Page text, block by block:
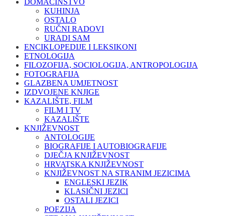
DOMAĆINSTVO
KUHINJA
OSTALO
RUČNI RADOVI
URADI SAM
ENCIKLOPEDIJE I LEKSIKONI
ETNOLOGIJA
FILOZOFIJA, SOCIOLOGIJA, ANTROPOLOGIJA
FOTOGRAFIJA
GLAZBENA UMJETNOST
IZDVOJENE KNJIGE
KAZALIŠTE, FILM
FILM I TV
KAZALIŠTE
KNJIŽEVNOST
ANTOLOGIJE
BIOGRAFIJE I AUTOBIOGRAFIJE
DJEČJA KNJIŽEVNOST
HRVATSKA KNJIŽEVNOST
KNJIŽEVNOST NA STRANIM JEZICIMA
ENGLESKI JEZIK
KLASIČNI JEZICI
OSTALI JEZICI
POEZIJA